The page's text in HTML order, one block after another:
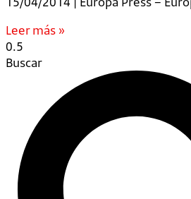
Leer más »
Buscar